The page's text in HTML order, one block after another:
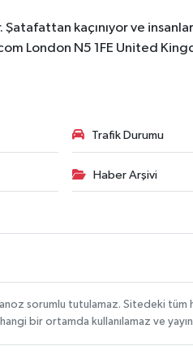
kaçınıyor ve
London N5 1FE United
Trafik Durumu
Haber Arşivi
sorumlu tutulamaz. Sitedeki tüm
bir ortamda kullanılamaz ve